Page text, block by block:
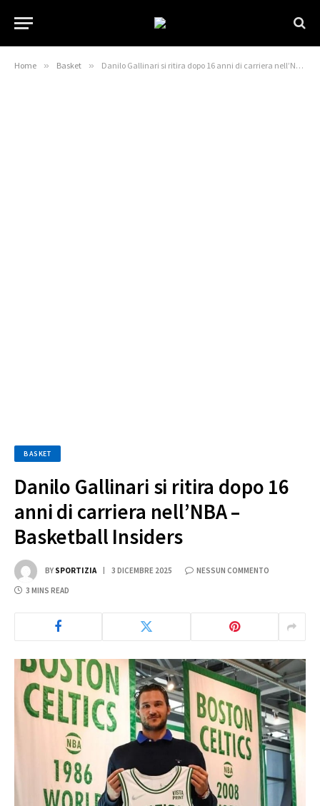
Home » Basket » Danilo Gallinari si ritira dopo 16 anni di carriera nell’NBA – Basketball Insiders
BASKET
Danilo Gallinari si ritira dopo 16
anni di carriera nell’NBA –
Basketball Insiders
BY SPORTIZIA 3 DICEMBRE 2025 NESSUN COMMENTO
3 MINS READ